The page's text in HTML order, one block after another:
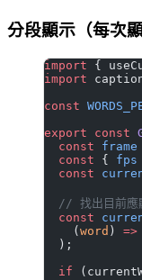
分段顯示（每次
import {
import
const
export const
  const
frame
  const
{ fps
  const
// 找出目前應
  const
    (
word ) =>
  );
  if